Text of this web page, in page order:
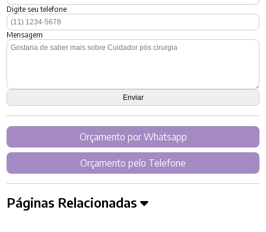
Digite seu telefone
Mensagem
Orçamento por Whatsapp
Orçamento pelo Telefone
Páginas Relacionadas